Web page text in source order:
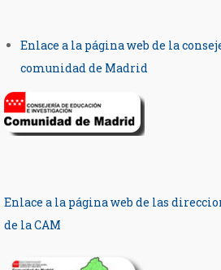
Enlace a la página web de la
comunidad de Madrid
Enlace a la página web de las
de la CAM